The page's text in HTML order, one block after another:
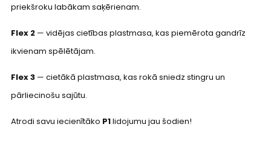
priekšroku labākam saķērienam.
Flex 2 — vidējas cietības plastmasa, kas piemērota gandrīz
ikvienam spēlētājam.
Flex 3 — cietākā plastmasa, kas rokā sniedz stingru un
pārliecinošu sajūtu.
Atrodi savu iecienītāko P1lidojumu jau šodien!